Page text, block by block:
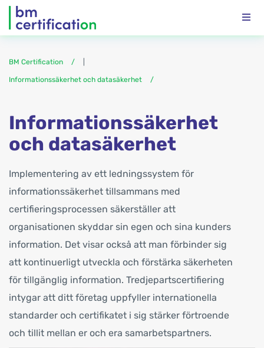
BM Certification
Informationssäkerhet och datasäkerhet
Informationssäkerhet
och datasäkerhet
Implementering av ett ledningssystem för
informationssäkerhet tillsammans med
certifieringsprocessen säkerställer att
organisationen skyddar sin egen och sina kunders
information. Det visar också att man förbinder sig
att kontinuerligt utveckla och förstärka säkerheten
för tillgänglig information. Tredjepartscertifiering
intygar att ditt företag uppfyller internationella
standarder och certifikatet i sig stärker förtroende
och tillit mellan er och era samarbetspartners.